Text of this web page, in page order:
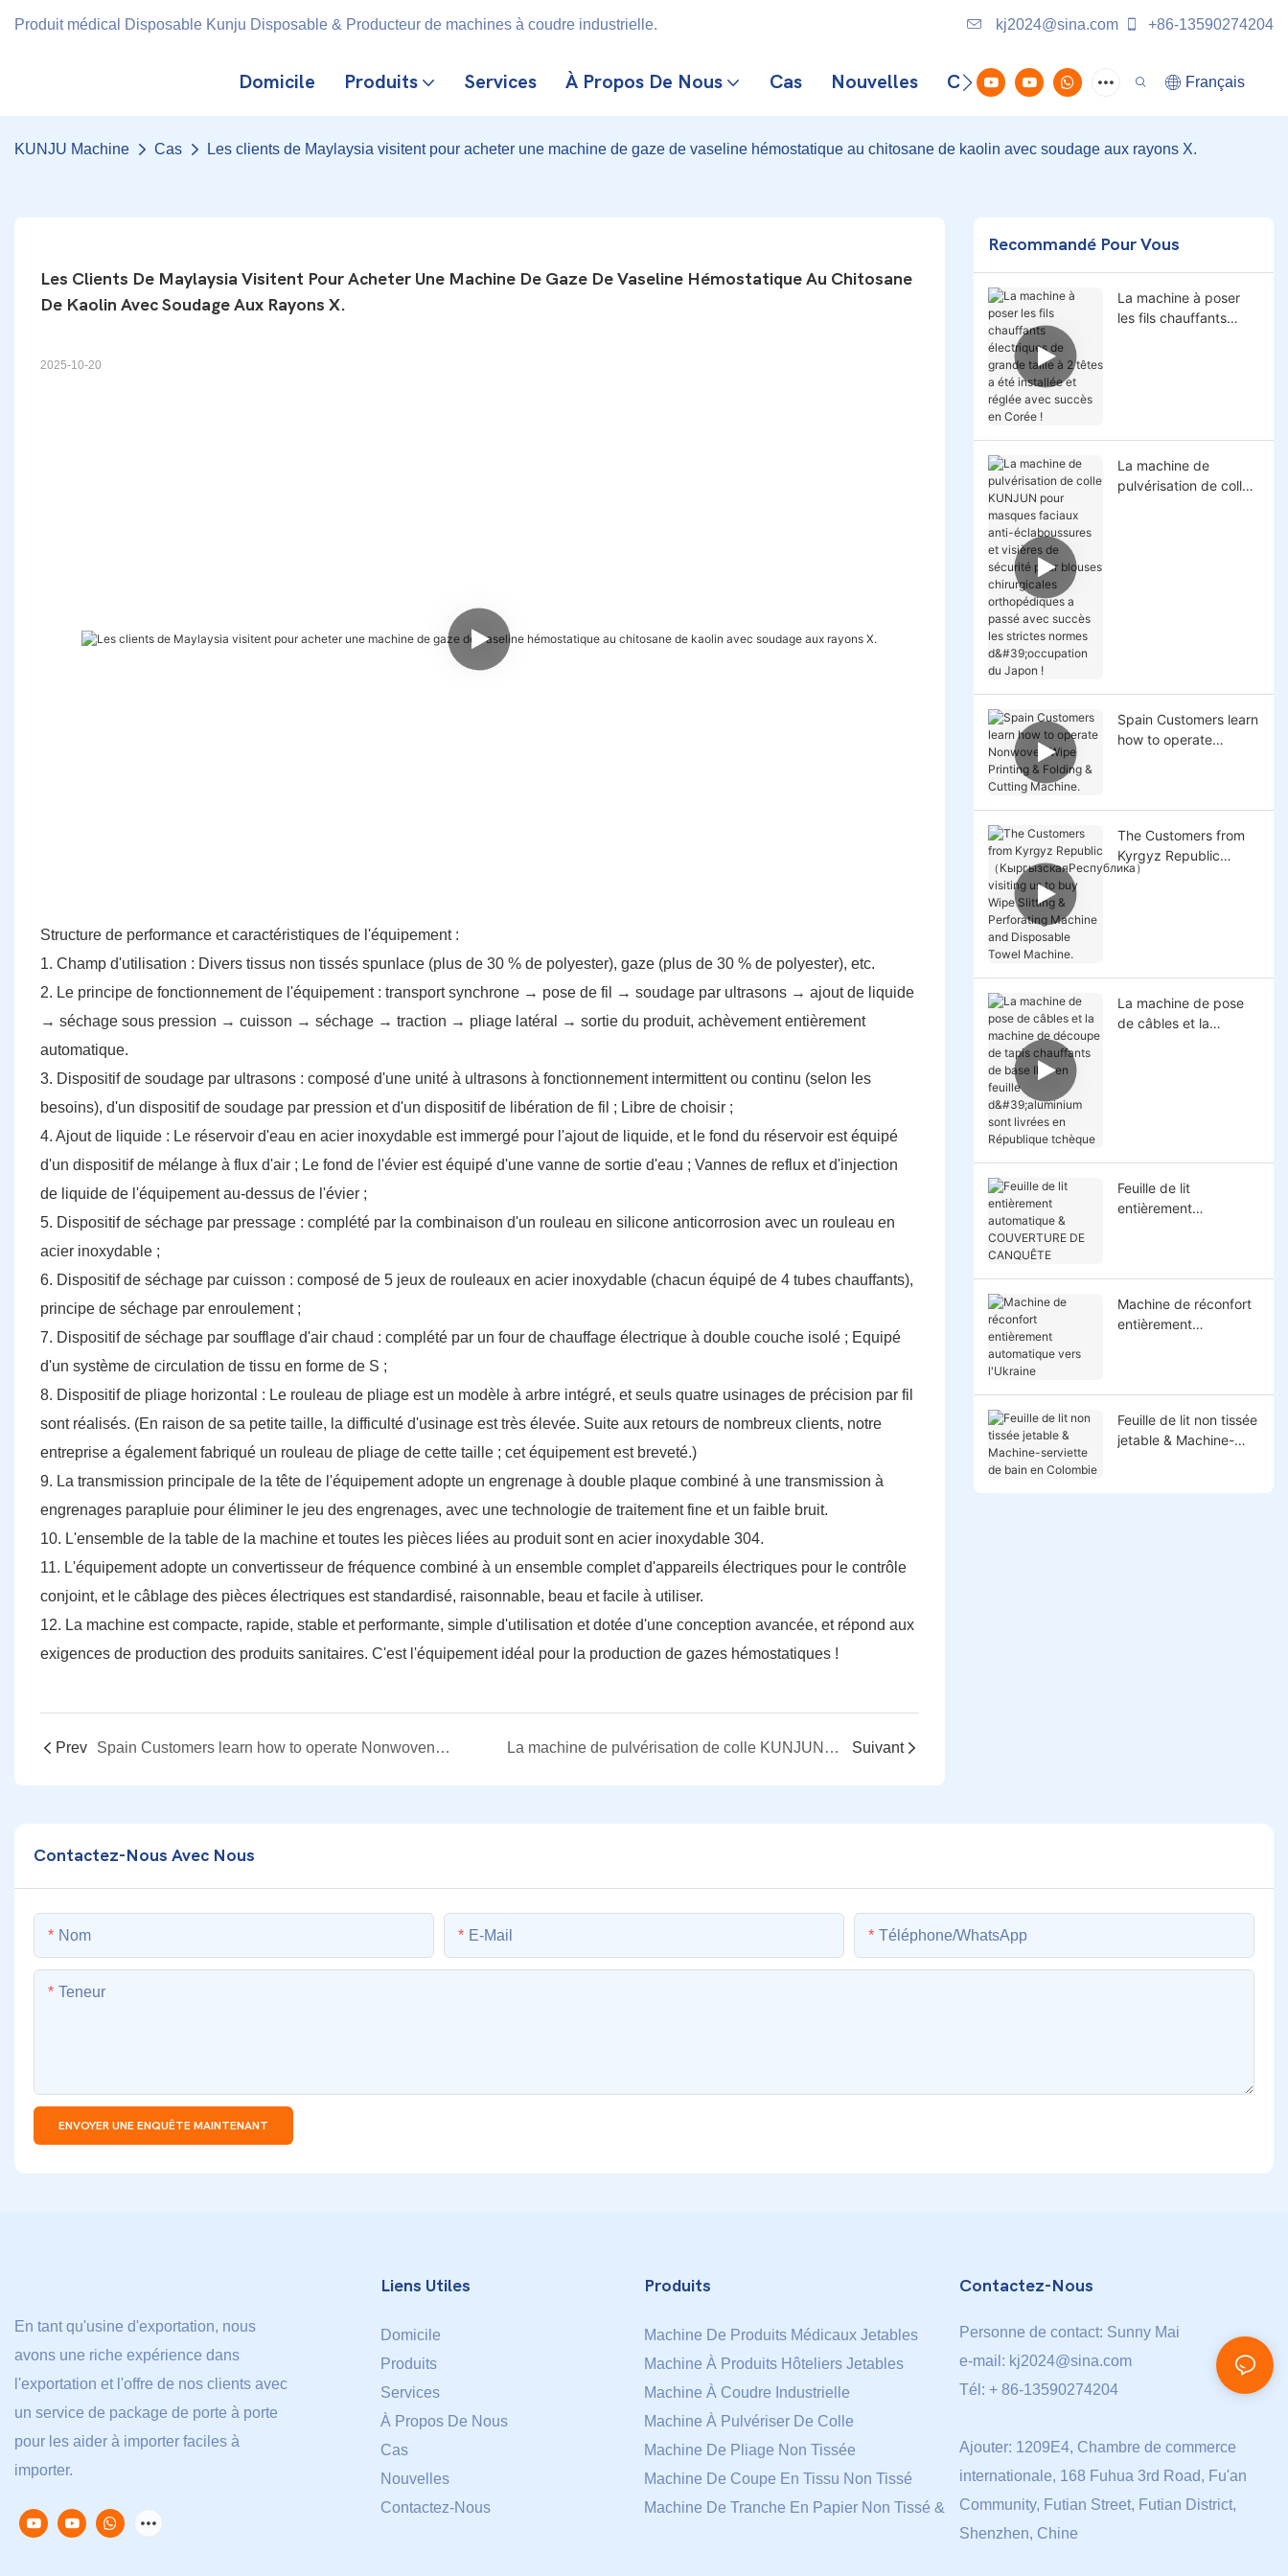
Produit médical Disposable Kunju Disposable & Producteur de machines à coudre industrielle. kj2024@sina.com +86-13590274204
Domicile Produits Services À Propos De Nous Cas Nouvelles Contactez-Nous Français
KUNJU Machine Cas Les clients de Maylaysia visitent pour acheter une machine de gaze de vaseline hémostatique au chitosane de kaolin avec soudage aux rayons X.
Les Clients De Maylaysia Visitent Pour Acheter Une Machine De Gaze De Vaseline Hémostatique Au Chitosane
De Kaolin Avec Soudage Aux Rayons X.
2025-10-20
Structure de performance et caractéristiques de l'équipement :
1. Champ d'utilisation : Divers tissus non tissés spunlace (plus de 30 % de polyester), gaze (plus de 30 % de polyester), etc.
2. Le principe de fonctionnement de l'équipement : transport synchrone → pose de fil → soudage par ultrasons → ajout de liquide
→ séchage sous pression → cuisson → séchage → traction → pliage latéral → sortie du produit, achèvement entièrement
automatique.
3. Dispositif de soudage par ultrasons : composé d'une unité à ultrasons à fonctionnement intermittent ou continu (selon les
besoins), d'un dispositif de soudage par pression et d'un dispositif de libération de fil ; Libre de choisir ;
4. Ajout de liquide : Le réservoir d'eau en acier inoxydable est immergé pour l'ajout de liquide, et le fond du réservoir est équipé
d'un dispositif de mélange à flux d'air ; Le fond de l'évier est équipé d'une vanne de sortie d'eau ; Vannes de reflux et d'injection
de liquide de l'équipement au-dessus de l'évier ;
5. Dispositif de séchage par pressage : complété par la combinaison d'un rouleau en silicone anticorrosion avec un rouleau en
acier inoxydable ;
6. Dispositif de séchage par cuisson : composé de 5 jeux de rouleaux en acier inoxydable (chacun équipé de 4 tubes chauffants),
principe de séchage par enroulement ;
7. Dispositif de séchage par soufflage d'air chaud : complété par un four de chauffage électrique à double couche isolé ; Equipé
d'un système de circulation de tissu en forme de S ;
8. Dispositif de pliage horizontal : Le rouleau de pliage est un modèle à arbre intégré, et seuls quatre usinages de précision par fil
sont réalisés. (En raison de sa petite taille, la difficulté d'usinage est très élevée. Suite aux retours de nombreux clients, notre
entreprise a également fabriqué un rouleau de pliage de cette taille ; cet équipement est breveté.)
9. La transmission principale de la tête de l'équipement adopte un engrenage à double plaque combiné à une transmission à
engrenages parapluie pour éliminer le jeu des engrenages, avec une technologie de traitement fine et un faible bruit.
10. L'ensemble de la table de la machine et toutes les pièces liées au produit sont en acier inoxydable 304.
11. L'équipement adopte un convertisseur de fréquence combiné à un ensemble complet d'appareils électriques pour le contrôle
conjoint, et le câblage des pièces électriques est standardisé, raisonnable, beau et facile à utiliser.
12. La machine est compacte, rapide, stable et performante, simple d'utilisation et dotée d'une conception avancée, et répond aux
exigences de production des produits sanitaires. C'est l'équipement idéal pour la production de gazes hémostatiques !
Prev Spain Customers learn how to operate Nonwoven Wipe Printing & Folding & Cutting Machine. La machine de pulvérisation de colle KUNJUN pour masques faciaux anti-éclaboussures et visières de sécurité pour blouses chirurgicales orthopédiques a passé avec succès les strictes normes d&#39;occupation du Japon ! Suivant
Recommandé Pour Vous
La machine à poser
les fils chauffants
La machine de
pulvérisation de colle
Spain Customers learn
how to operate
The Customers from
Kyrgyz Republic
（КыргызскаяРеспуб
Machine.
La machine de pose
de câbles et la
Feuille de lit
entièrement
Machine de réconfort
entièrement
Feuille de lit non tissée
jetable & Machine-
Contactez-Nous Avec Nous
Nom E-Mail Téléphone/WhatsApp
Teneur
ENVOYER UNE ENQUÊTE MAINTENANT
En tant qu'usine d'exportation, nous
avons une riche expérience dans
l'exportation et l'offre de nos clients avec
un service de package de porte à porte
pour les aider à importer faciles à
importer.
Liens Utiles
Domicile
Produits
Services
À Propos De Nous
Cas
Nouvelles
Contactez-Nous
Produits
Machine De Produits Médicaux Jetables
Machine À Produits Hôteliers Jetables
Machine À Coudre Industrielle
Machine À Pulvériser De Colle
Machine De Pliage Non Tissée
Machine De Coupe En Tissu Non Tissé
Machine De Tranche En Papier Non Tissé &
Contactez-Nous
Personne de contact: Sunny Mai
e-mail: kj2024@sina.com
Tél: + 86-13590274204
Ajouter: 1209E4, Chambre de commerce
internationale, 168 Fuhua 3rd Road, Fu'an
Community, Futian Street, Futian District,
Shenzhen, Chine